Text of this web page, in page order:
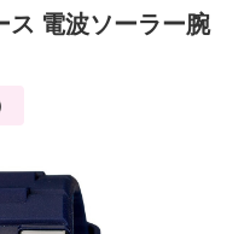
ス 電波ソーラー腕